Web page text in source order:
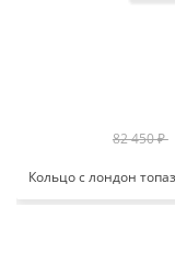
82 450 ₽